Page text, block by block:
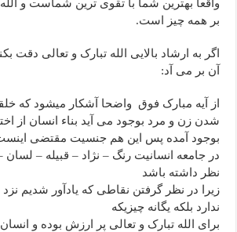
واقعا بهترین شما با تقوی ترین شماست و الله
بر همه چیز است.
اگر به ارشاد بالایی الله تبارک و تعالی دقت
آن بر می آد:
از آیه مبارک فوق واضحا آشکار میشود که
شدن زن و مرد بوجود می آید بناء انسان از
بوجود آمده پس این هم جنسیت مقتضی اینست
در جامعه انسانیت رنگ – نژاد – قبیله –
نظر داشته باشد
زیرا در نظر گرفتن نقاطی که یادآور شدیم
ندارد بلکه یگانه چیزیکه
برای الله تبارک و تعالی پر ارزش بوده و